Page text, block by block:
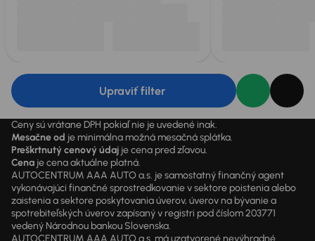
Upraviť filter
Ceny sú vrátane DPH pokiaľ nie je uvedené inak.
Mesačne od je minimálna možná mesačná splátka.
Preškrtnutý cenový údaj je cena pred zľavou.
Cena je cena aktuálne platná.
AUTOCENTRUM AAA AUTO a.s. je samostatný finančný agent
vykonávajúci finančné sprostredkovanie v sektore poistenia alebo
zaistenia a sektore poskytovania úverov, úverov na bývanie a
spotrebiteľských úverov zapísaný v registri pod číslom 203771
vedený Národnou bankou Slovenska.
AUTOCENTRUM AAA AUTO a.s. má uzatvorené nevýhradné